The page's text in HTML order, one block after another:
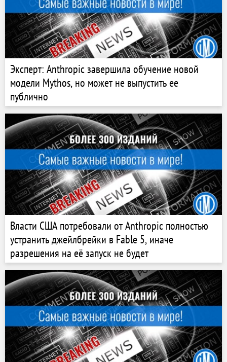
Эксперт: Anthropic завершила обучение новой
модели Mythos, но может не выпустить ее
публично
Власти США потребовали от Anthropic полностью
устранить джейлбрейки в Fable 5, иначе
разрешения на её запуск не будет